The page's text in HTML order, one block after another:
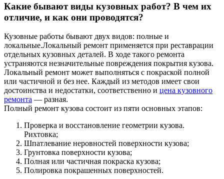
Какие бывают виды кузовных работ? В чем их
отличие, и как они проводятся?
Кузовные работы бывают двух видов: полные и
локальные.Локальный ремонт применяется при реставрации
отдельных кузовных деталей. В ходе такого ремонта
устраняются незначительные повреждения покрытия кузова.
Локальный ремонт может выполняться с покраской полной
или частичной и без нее. Каждый из методов имеет свои
достоинства и недостатки, соответственно и цена кузовного
ремонта — разная.
Полный ремонт кузова состоит из пяти основных этапов:
Проверка и восстановление геометрии кузова.
Рихтовка;
Шпатлевание неровностей поверхности кузова;
Грунтовка поверхности кузова;
Полная или частичная покраска кузова;
Полировка покрашенных поверхностей.